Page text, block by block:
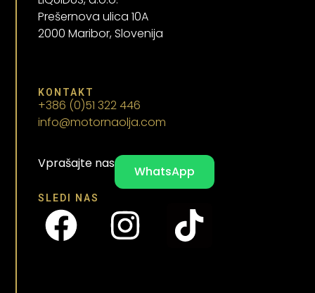
Prešernova ulica 10A
2000 Maribor, Slovenija
KONTAKT
+386 (0)51 322 446
info@motornaolja.com
Vprašajte nas
WhatsApp
SLEDI NAS